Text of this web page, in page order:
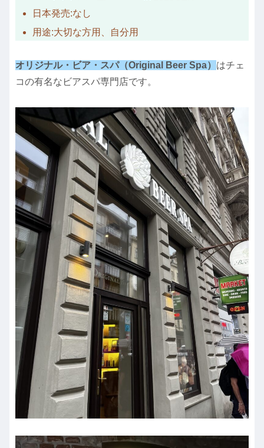
日本発売:なし
用途:大切な方用、自分用
オリジナル・ビア・スパ（Original Beer Spa） はチェ
コの有名なビアスパ専門店です。